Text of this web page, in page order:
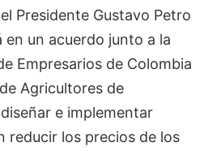
Presidente Gustavo Petro
un acuerdo junto a la
Empresarios de Colombia
Agricultores de
e implementar
reducir los precios de los